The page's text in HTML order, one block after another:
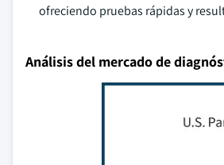
ofreciendo pruebas rápidas y
Análisis del mercado de